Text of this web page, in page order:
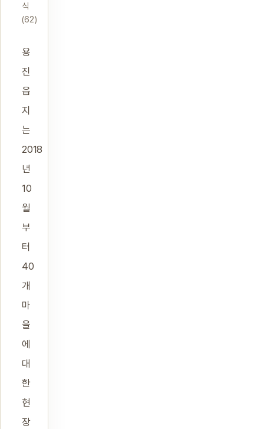
식
(62)
용
진
읍
지
는
2018
년
10
월
부
터
40
개
마
을
에
대
한
현
장